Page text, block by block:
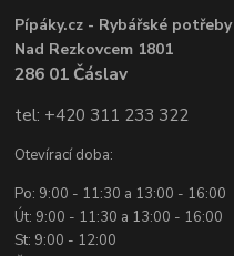
Pípáky.cz - Rybářské potřeby
Nad Rezkovcem 1801
286 01 Čáslav
tel: +420 311 233 322
Otevírací doba:
Po: 9:00 - 11:30 a 13:00 - 16:00
Út: 9:00 - 11:30 a 13:00 - 16:00
St: 9:00 - 12:00